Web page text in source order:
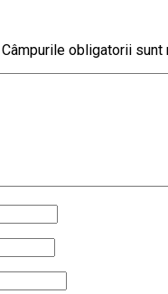
Câmpurile obligatorii sunt